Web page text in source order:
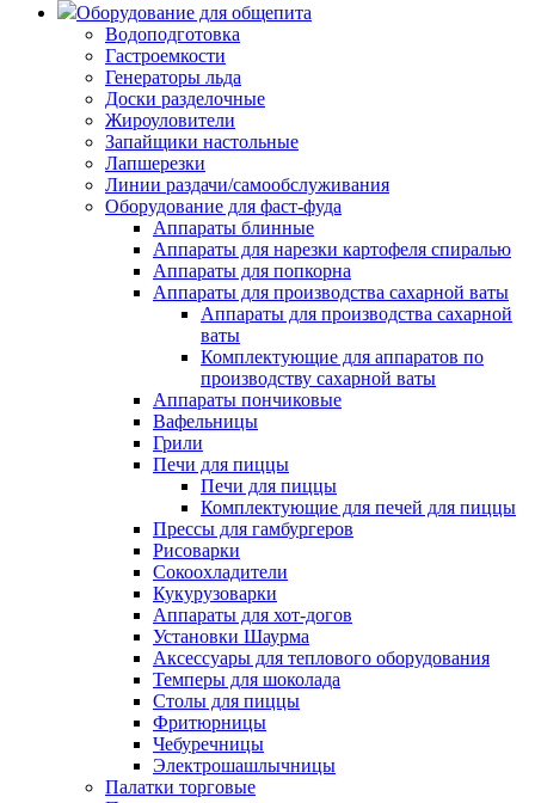
Оборудование для общепита
Водоподготовка
Гастроемкости
Генераторы льда
Доски разделочные
Жироуловители
Запайщики настольные
Лапшерезки
Линии раздачи/самообслуживания
Оборудование для фаст-фуда
Аппараты блинные
Аппараты для нарезки картофеля спиралью
Аппараты для попкорна
Аппараты для производства сахарной ваты
Аппараты для производства сахарной
ваты
Комплектующие для аппаратов по
производству сахарной ваты
Аппараты пончиковые
Вафельницы
Грили
Печи для пиццы
Печи для пиццы
Комплектующие для печей для пиццы
Прессы для гамбургеров
Рисоварки
Сокоохладители
Кукурузоварки
Аппараты для хот-догов
Установки Шаурма
Аксессуары для теплового оборудования
Темперы для шоколада
Столы для пиццы
Фритюрницы
Чебуречницы
Электрошашлычницы
Палатки торговые